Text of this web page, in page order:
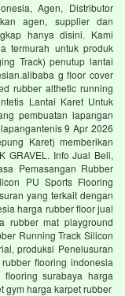
Agen, Distributor
agen, supplier dan
hanya disini. Kami
termurah untuk produk
Track) penutup lantai
g floor cover
rubber althetic running
Lantai Karet Untuk
pembuatan lapangan
9 Apr 2026
Karet) memberikan
GRAVEL. Info Jual Beli,
Pemasangan Rubber
PU Sports Flooring
yang terkait dengan
harga rubber floor jual
rubber mat playground
Running Track Silicon
produksi Penelusuran
flooring indonesia
surabaya harga
gym harga karpet rubber